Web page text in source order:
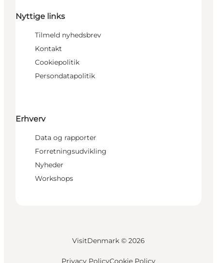
Nyttige links
Tilmeld nyhedsbrev
Kontakt
Cookiepolitik
Persondatapolitik
Erhverv
Data og rapporter
Forretningsudvikling
Nyheder
Workshops
VisitDenmark © 2026
Privacy PolicyCookie Policy